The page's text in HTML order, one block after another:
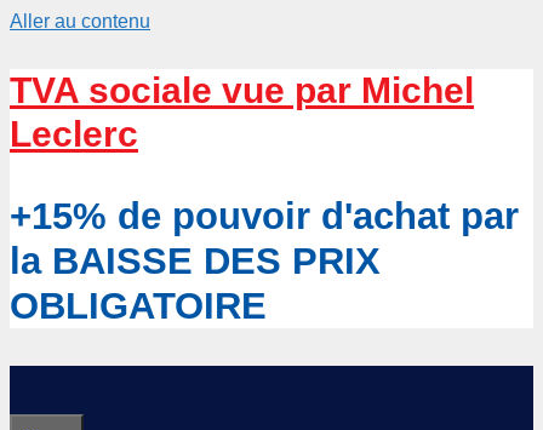
Aller au contenu
TVA sociale vue par Michel
Leclerc
+15% de pouvoir d'achat par
la BAISSE DES PRIX
OBLIGATOIRE